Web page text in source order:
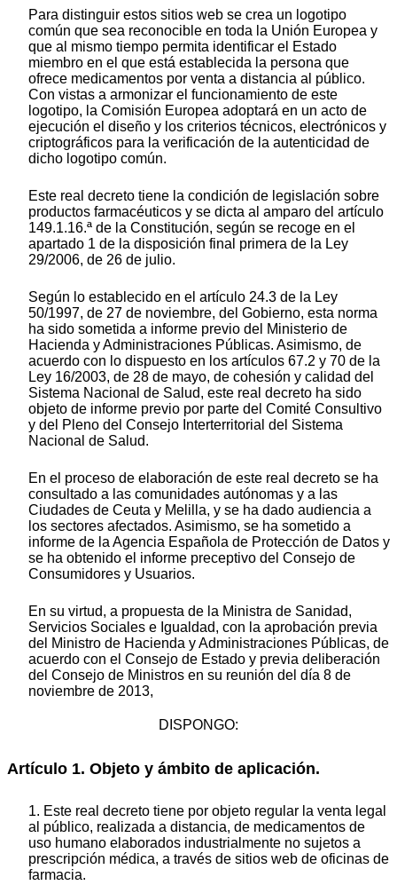
Para distinguir estos sitios web se crea un logotipo
común que sea reconocible en toda la Unión Europea y
que al mismo tiempo permita identificar el Estado
miembro en el que está establecida la persona que
ofrece medicamentos por venta a distancia al público.
Con vistas a armonizar el funcionamiento de este
logotipo, la Comisión Europea adoptará en un acto de
ejecución el diseño y los criterios técnicos, electrónicos y
criptográficos para la verificación de la autenticidad de
dicho logotipo común.
Este real decreto tiene la condición de legislación sobre
productos farmacéuticos y se dicta al amparo del artículo
149.1.16.ª de la Constitución, según se recoge en el
apartado 1 de la disposición final primera de la Ley
29/2006, de 26 de julio.
Según lo establecido en el artículo 24.3 de la Ley
50/1997, de 27 de noviembre, del Gobierno, esta norma
ha sido sometida a informe previo del Ministerio de
Hacienda y Administraciones Públicas. Asimismo, de
acuerdo con lo dispuesto en los artículos 67.2 y 70 de la
Ley 16/2003, de 28 de mayo, de cohesión y calidad del
Sistema Nacional de Salud, este real decreto ha sido
objeto de informe previo por parte del Comité Consultivo
y del Pleno del Consejo Interterritorial del Sistema
Nacional de Salud.
En el proceso de elaboración de este real decreto se ha
consultado a las comunidades autónomas y a las
Ciudades de Ceuta y Melilla, y se ha dado audiencia a
los sectores afectados. Asimismo, se ha sometido a
informe de la Agencia Española de Protección de Datos y
se ha obtenido el informe preceptivo del Consejo de
Consumidores y Usuarios.
En su virtud, a propuesta de la Ministra de Sanidad,
Servicios Sociales e Igualdad, con la aprobación previa
del Ministro de Hacienda y Administraciones Públicas, de
acuerdo con el Consejo de Estado y previa deliberación
del Consejo de Ministros en su reunión del día 8 de
noviembre de 2013,
DISPONGO:
Artículo 1. Objeto y ámbito de aplicación.
1. Este real decreto tiene por objeto regular la venta legal
al público, realizada a distancia, de medicamentos de
uso humano elaborados industrialmente no sujetos a
prescripción médica, a través de sitios web de oficinas de
farmacia.